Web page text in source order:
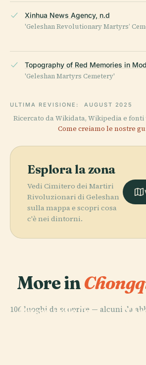
Xinhua News Agency, n.d
'Geleshan Revolutionary Martyrs’
Topography of Red Memories in
'Geleshan Martyrs Cemetery'
ULTIMA REVISIONE: AUGUST 2025
Ricercato da Wikidata, Wikipedia e fonti
Come creiamo le nostre
Esplora la zona
Vedi Cimitero dei Martiri
Rivoluzionari di Geleshan
sulla mappa e scopri cosa
c'è nei dintorni.
More in
106 luoghi da scoprire — alcuni da
Museo delle Tre
PLACE